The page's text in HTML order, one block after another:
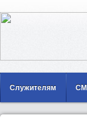
Служителям